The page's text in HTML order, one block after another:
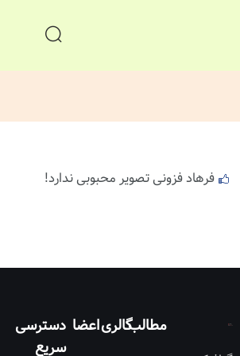
فرهاد فزونی تصویر محبوبی ندارد!
مطالبگالریاعضا دسترسی
سریع